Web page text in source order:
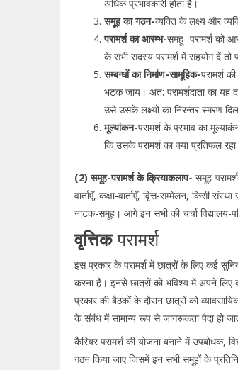
अधिक प्रभावकारी होता है।
समूूह का गठन-व्यक्ति के लक्ष्य और
परामर्श का आरम्भ-समहू -परामर्श को
के सभी सदस्य परामर्श में सहयोग दें तो
सम्बन्धों का निर्माण-सामूहिक-परामर्श
भटक जाय। अत: परामर्शदाता का यह
उसे उसके लक्ष्यों का निरन्तर स्मरण
मूल्यांकन-परामर्श के प्रभाव का
कि उसके परामर्श का क्या प्रतिफल
(2) समूह-परामर्श के क्रियाकलाप- समूह-
वार्ताएँ, कक्षा-वार्ताएँ, वृित्त-सम्मेलन, किसी
नाटक-समूह। आगे इन सभी की चर्चा विद्यालय-
वृत्तिकपरामर्श
इस प्रकार के परामर्श में छात्रों के लिए कई
करना है। इनसे छात्रों को भविश्य में अपने
प्रकार की बैठकों के दौरान छात्रों को
के संबंध में सामान्य रूप से जागरूकता पैदा हो
कैरियर परामर्श की योजना बनाने में उपबोधक,
गठन किया जाए जिसमें इन सभी समूहों के